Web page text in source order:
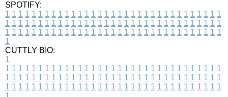
SPOTIFY:
1 1 1 1 1 1 1 1 1 1 1 1 1 1 1 1 1 1 1 1 1 1 1 1 1 1 1 1 1 1 1 1 1
1 1 1 1 1 1 1 1 1 1 1 1 1 1 1 1 1 1 1 1 1 1 1 1 1 1 1 1 1 1 1 1 1
1 1 1 1 1 1 1 1 1 1 1 1 1 1 1 1 1 1 1 1 1 1 1 1 1 1 1 1 1 1 1 1 1
1
CUTTLY BIO:
1
1 1 1 1 1 1 1 1 1 1 1 1 1 1 1 1 1 1 1 1 1 1 1 1 1 1 1 1 1 1 1 1 1
1 1 1 1 1 1 1 1 1 1 1 1 1 1 1 1 1 1 1 1 1 1 1 1 1 1 1 1 1 1 1 1 1
1 1 1 1 1 1 1 1 1 1 1 1 1 1 1 1 1 1 1 1 1 1 1 1 1 1 1 1 1 1 1 1 1